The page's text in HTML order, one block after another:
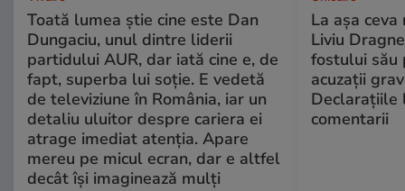
Toată lumea știe cine este Dan
Dungaciu, unul dintre liderii
partidului AUR, dar iată cine e, de
fapt, superba lui soție. E vedetă
de televiziune în România, iar un
detaliu uluitor despre cariera ei
atrage imediat atenția. Apare
mereu pe micul ecran, dar e altfel
decât își imaginează mulți
La așa
Liviu
fostului său
acuzații
Declarațiile
comentarii